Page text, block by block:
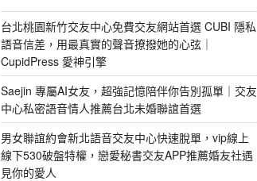
台北桃園新竹交友中心免費交友網站首選 CUBI 隱私
語音信差，用最真實的聲音撩撥她的心弦｜
CupidPress 愛神引擎
Saejin 專屬AI女友，超強記憶陪伴你告別孤單｜交友
中心私密語音情人推薦台北未婚聯誼首選
男女聯誼約會新北語音交友中心快速脫單，vip線上
線下530破盤特權，戀愛秘書交友APP推薦婚友社遇
見你的愛人